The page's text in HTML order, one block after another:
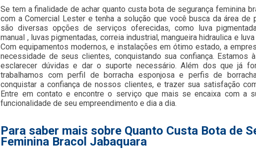
Se tem a finalidade de achar quanto custa bota de segurança feminina
com a Comercial Lester e tenha a solução que você busca da área de
são diversas opções de serviços oferecidas, como luva
manual , luvas pigmentadas, correia industrial, mangueira hidraulica e
Com equipamentos modernos, e instalações em ótimo estado, a
necessidade de seus clientes, conquistando sua confiança. Estamos
esclarecer dúvidas e dar o suporte necessário. Além dos que já
trabalhamos com perfil de borracha esponjosa e perfis de
conquistar a confiança de nossos clientes, e trazer sua satisfação
Entre em contato e encontre o serviço que mais se encaixa com a
funcionalidade de seu empreendimento e dia a dia.
Para saber mais sobre Quanto Custa Bota de
Feminina Bracol Jabaquara